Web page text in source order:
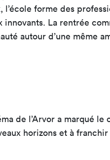
l’école forme des
La rentrée
autour d’une même
de l’Arvor a marqué le
horizons et à